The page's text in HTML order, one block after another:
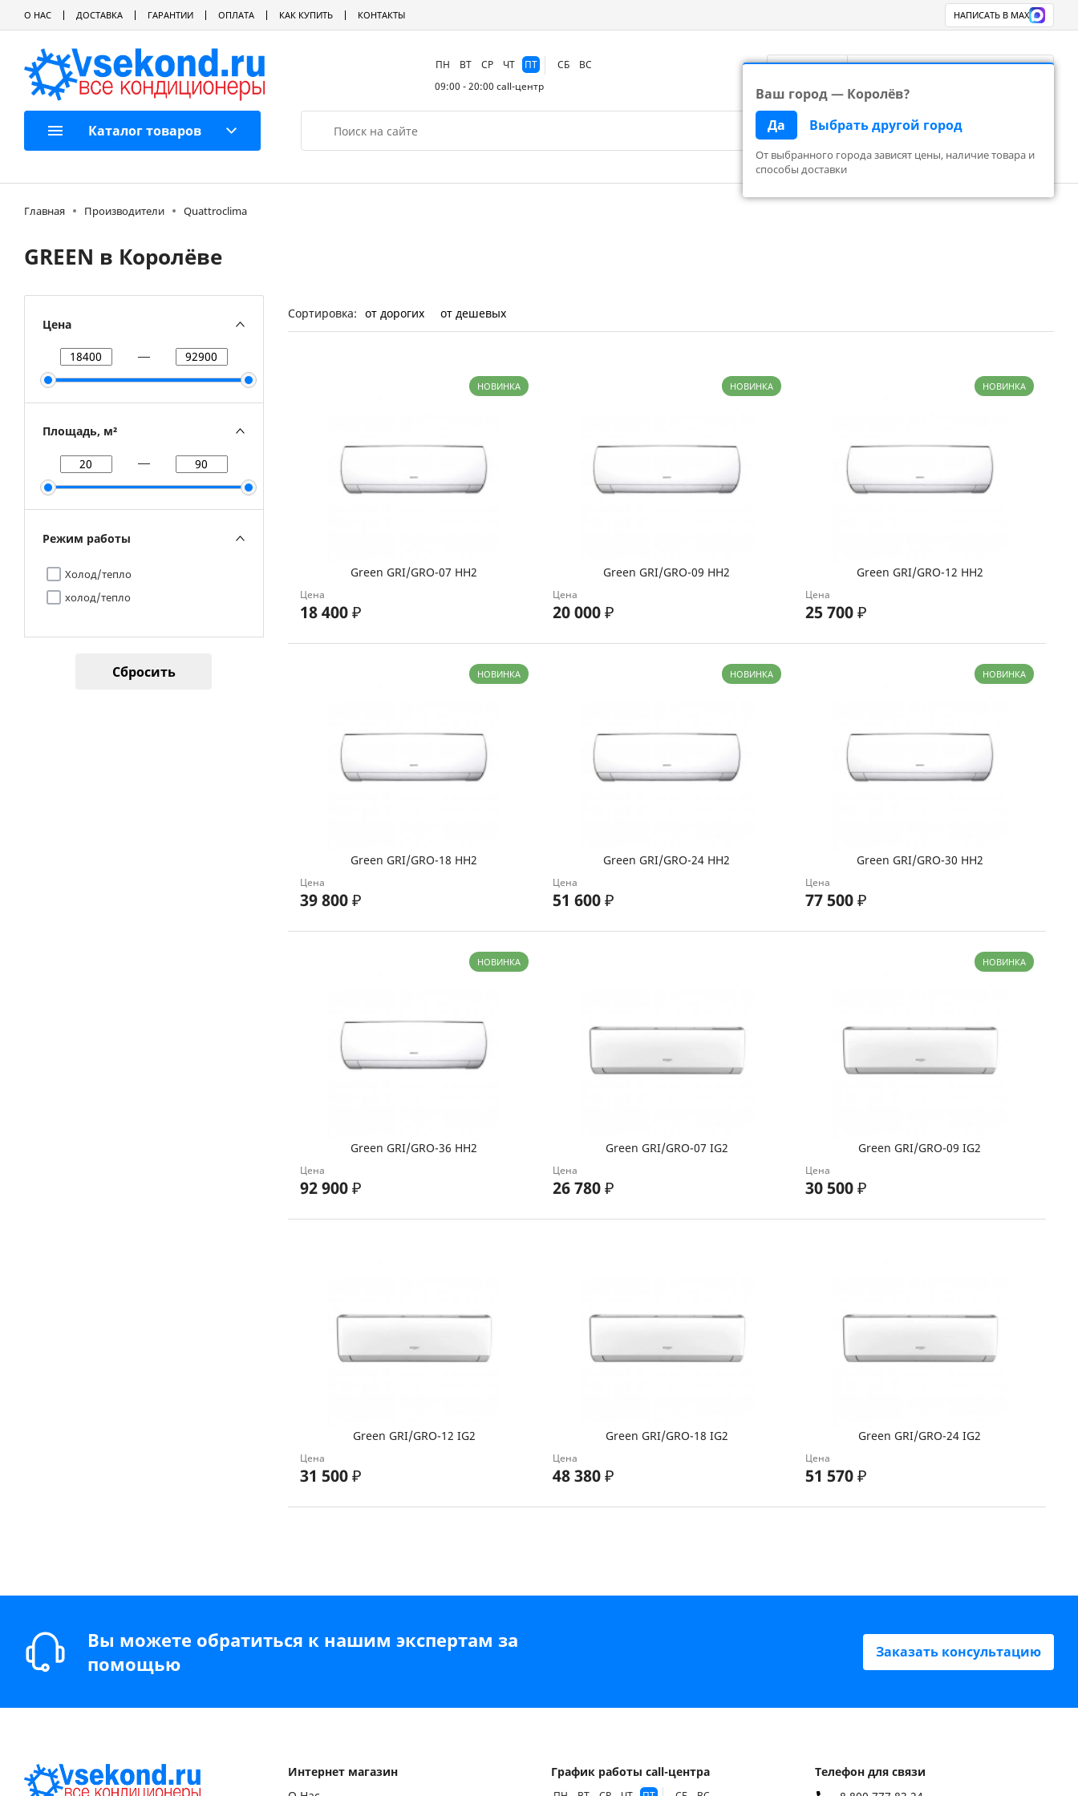
О НАС ДОСТАВКА ГАРАНТИИ ОПЛАТА КАК КУПИТЬ КОНТАКТЫ НАПИСАТЬ В MAX
ПН ВТ СР ЧТ ПТ СБ
ВС
09:00 - 20:00 call-центр
Ваш город — Королёв?
Да
Выбрать другой город
От выбранного города зависят цены, наличие товара и
способы доставки
Каталог товаров Поиск
Главная Производители Quattroclima
GREEN в Королёве
Сортировка: от дорогих от дешевых
НОВИНКА
Green GRI/GRO-07 HH2
Цена
18 400₽
НОВИНКА
Green GRI/GRO-09 HH2
Цена
20 000₽
НОВИНКА
Green GRI/GRO-12 HH2
Цена
25 700₽
НОВИНКА
Green GRI/GRO-18 HH2
Цена
39 800₽
НОВИНКА
Green GRI/GRO-24 HH2
Цена
51 600₽
НОВИНКА
Green GRI/GRO-30 HH2
Цена
77 500₽
НОВИНКА
Green GRI/GRO-36 HH2
Цена
92 900₽
Green GRI/GRO-07 IG2
Цена
26 780₽
НОВИНКА
Green GRI/GRO-09 IG2
Цена
30 500₽
Green GRI/GRO-12 IG2
Цена
31 500₽
Green GRI/GRO-18 IG2
Цена
48 380₽
Green GRI/GRO-24 IG2
Цена
51 570₽
Цена
Площадь, м²
Режим работы
Холод/тепло
холод/тепло
Сбросить
Вы можете обратиться к нашим экспертам за
помощью
Заказать консультацию
Интернет магазин
График работы call-центра
Телефон для связи